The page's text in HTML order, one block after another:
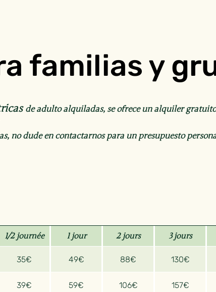
familias y
de adulto alquiladas, se ofrece un alquiler
no dude en contactarnos para un presupuesto
1/2 journée 1 jour 2 jours 3 jours
35€ 49€ 88€ 130€
39€ 59€ 106€ 157€